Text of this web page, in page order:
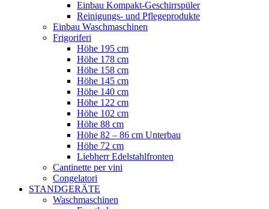
Einbau Kompakt-Geschirrspüler
Reinigungs- und Pflegeprodukte
Einbau Waschmaschinen
Frigoriferi
Höhe 195 cm
Höhe 178 cm
Höhe 158 cm
Höhe 145 cm
Höhe 140 cm
Höhe 122 cm
Höhe 102 cm
Höhe 88 cm
Höhe 82 – 86 cm Unterbau
Höhe 72 cm
Liebherr Edelstahlfronten
Cantinette per vini
Congelatori
STANDGERÄTE
Waschmaschinen